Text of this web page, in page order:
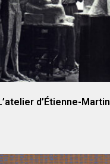
d’Étienne-Martin